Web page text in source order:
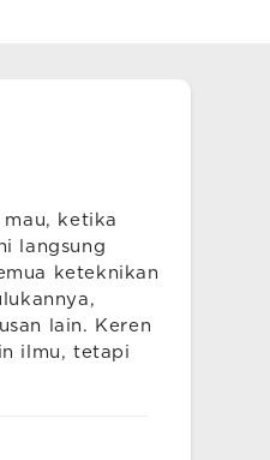
ketika
langsung
keteknikan
lain. Keren
ilmu, tetapi